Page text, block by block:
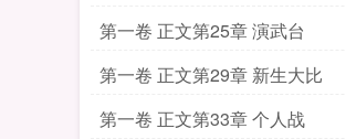
第一卷 正文第25章 演武台
第一卷 正文第29章 新生大比
第一卷 正文第33章 个人战